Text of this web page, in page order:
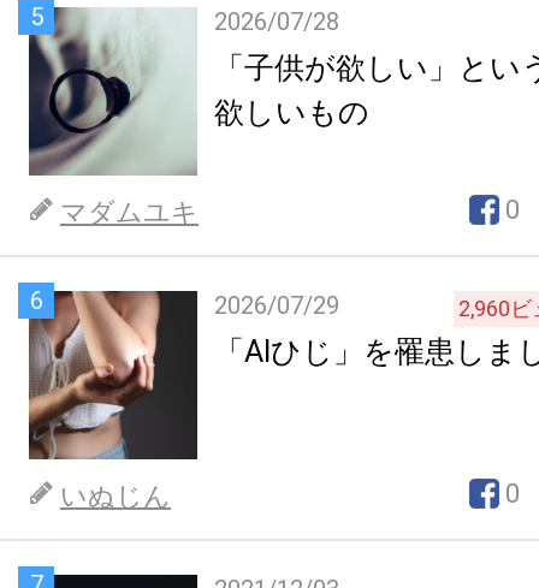
5 2026/07/28
「子供が欲しい」とい
欲しいもの
マダムユキ 0
6 2026/07/29 2,960ビ
「AIひじ」を罹患しま
いぬじん 0